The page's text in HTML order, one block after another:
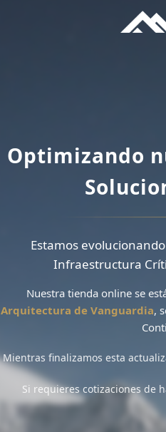
Optimizando
Estamos
Infraestructura
Nuestra tienda online se
Arquitectura de Vanguardia,
Mientras finalizamos esta
Si requieres cotizaciones de